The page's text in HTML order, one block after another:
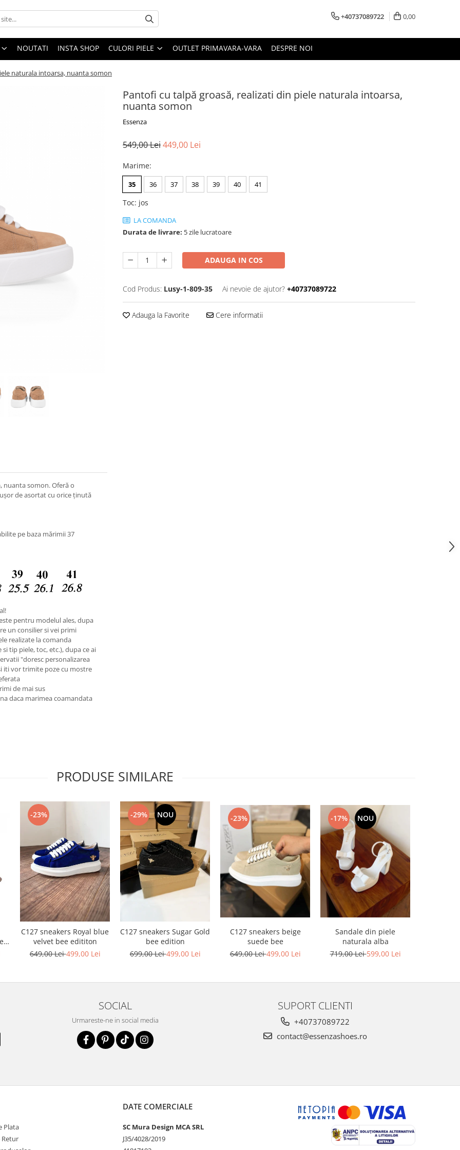
+40737089722 0,00
NOUTATI INSTA SHOP CULORI PIELE OUTLET PRIMAVARA-VARA DESPRE NOI
naturala intoarsa, nuanta somon
Pantofi cu talpă groasă, realizati din piele naturala intoarsa,
nuanta somon
Essenza
549,00 Lei449,00 Lei
Marime:
35 36 37 38 39 40 41
Toc: jos
LA COMANDA
Durata de livrare: 5 zile lucratoare
ADAUGA IN COS
Cod Produs: Lusy-1-809-35 Ai nevoie de ajutor? +40737089722
Adauga la Favorite Cere informatii
nuanta somon. Oferă o
de asortat cu orice ținută
pe baza mărimii 37
pentru modelul ales, dupa
un consilier si vei primi
realizate la comanda
tip piele, toc, etc.), dupa ce ai
"doresc personalizarea
iti vor trimite poze cu mostre
de mai sus
daca marimea coamandata
PRODUSE SIMILARE
-23%
C127 sneakers Royal blue
velvet bee edititon
649,00 Lei499,00 Lei
-29% NOU
C127 sneakers Sugar Gold
bee edition
699,00 Lei499,00 Lei
-23%
C127 sneakers beige
suede bee
649,00 Lei499,00 Lei
-17% NOU
Sandale din piele
naturala alba
719,00 Lei599,00 Lei
SOCIAL
Urmareste-ne in social media
SUPORT CLIENTI
+40737089722
contact@essenzashoes.ro
Plata
Retur
DATE COMERCIALE
SC Mura Design MCA SRL
J35/4028/2019